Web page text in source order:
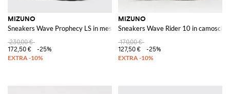
MIZUNO
Sneakers Wave Prophecy LS in mesh e gomma
230,00 €
172,50 €
-25%
MIZUNO
Sneakers Wave Rider 10 in camoscio
170,00 €
127,50 €
-25%